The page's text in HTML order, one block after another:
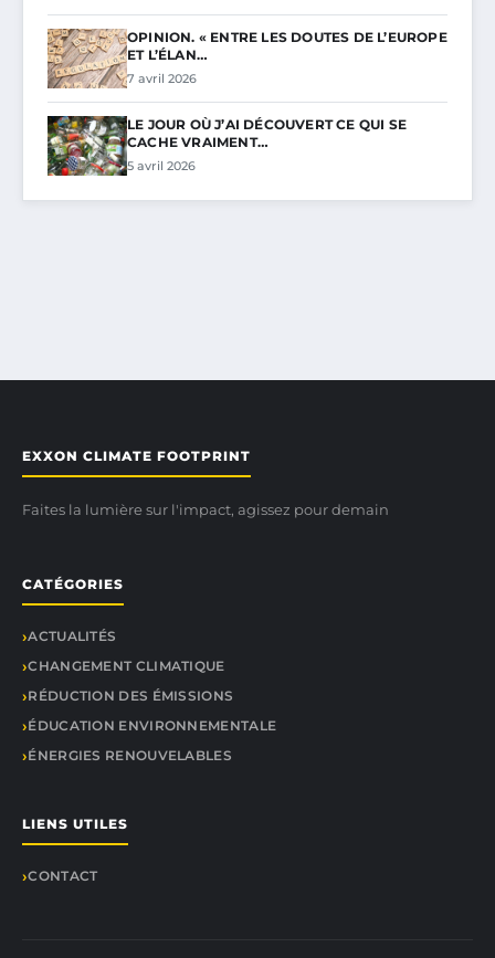
OPINION. « ENTRE LES DOUTES DE L’EUROPE
ET L’ÉLAN…
7 avril 2026
LE JOUR OÙ J’AI DÉCOUVERT CE QUI SE
CACHE VRAIMENT…
5 avril 2026
EXXON CLIMATE FOOTPRINT
Faites la lumière sur l'impact, agissez pour demain
CATÉGORIES
ACTUALITÉS
CHANGEMENT CLIMATIQUE
RÉDUCTION DES ÉMISSIONS
ÉDUCATION ENVIRONNEMENTALE
ÉNERGIES RENOUVELABLES
LIENS UTILES
CONTACT